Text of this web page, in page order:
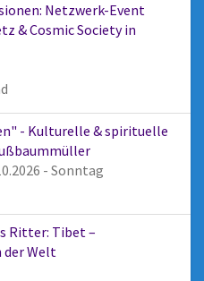
Netzwerk-Event
& Cosmic Society in
- Kulturelle & spirituelle
- Sonntag
Ritter: Tibet –
der Welt